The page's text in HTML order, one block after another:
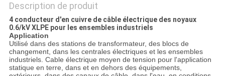
DU
SITE
POLITIQUE
Description de produit
4 conducteur d'en cuivre de câble électrique des noyaux
0.6/kV XLPE pour les ensembles industriels
Application
Utilisé dans des stations de transformateur, des blocs de
changement, dans les centrales électriques et les ensembles
industriels. Cable électrique moyen de tension pour l'application
statique en terre, dans et en dehors des équipements,